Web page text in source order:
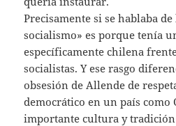
Precisamente si se hablaba
socialismo» es porque tenía
específicamente chilena
socialistas. Y ese rasgo
obsesión de Allende de
democrático en un país como
importante cultura y tradición